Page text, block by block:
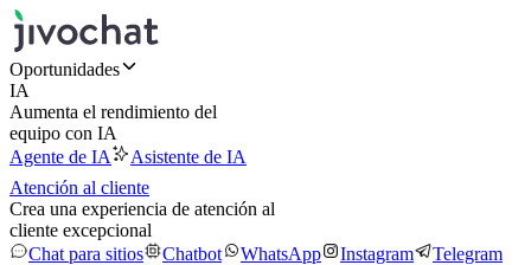
Oportunidades
IA
Aumenta el rendimiento del
equipo con IA
Agente de IA
Asistente de IA
Atención al cliente
Crea una experiencia de atención al
cliente excepcional
Chat para sitios
Chatbot WhatsApp Instagram Telegram